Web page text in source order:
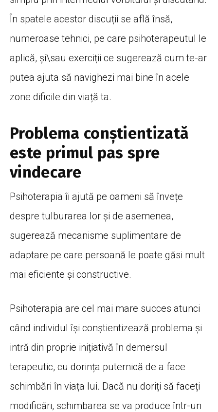
În spatele acestor discuții se află însă,
numeroase tehnici, pe care psihoterapeutul le
aplică, și\sau exerciții ce sugerează cum te-ar
putea ajuta să navighezi mai bine în acele
zone dificile din viață ta.
Problema conștientizată
este primul pas spre
vindecare
Psihoterapia îi ajută pe oameni să învețe
despre tulburarea lor și de asemenea,
sugerează mecanisme suplimentare de
adaptare pe care persoană le poate găsi mult
mai eficiente și constructive.
Psihoterapia are cel mai mare succes atunci
când individul își conștientizează problema și
intră din proprie inițiativă în demersul
terapeutic, cu dorința puternică de a face
schimbări în viața lui. Dacă nu doriți să faceți
modificări, schimbarea se va produce într-un